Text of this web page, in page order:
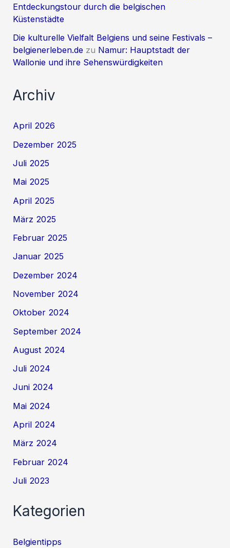
Entdeckungstour durch die belgischen
Küstenstädte
Die kulturelle Vielfalt Belgiens und seine Festivals –
belgienerleben.de zu Namur: Hauptstadt der
Wallonie und ihre Sehenswürdigkeiten
Archiv
April 2026
Dezember 2025
Juli 2025
Mai 2025
April 2025
März 2025
Februar 2025
Januar 2025
Dezember 2024
November 2024
Oktober 2024
September 2024
August 2024
Juli 2024
Juni 2024
Mai 2024
April 2024
März 2024
Februar 2024
Juli 2023
Kategorien
Belgientipps